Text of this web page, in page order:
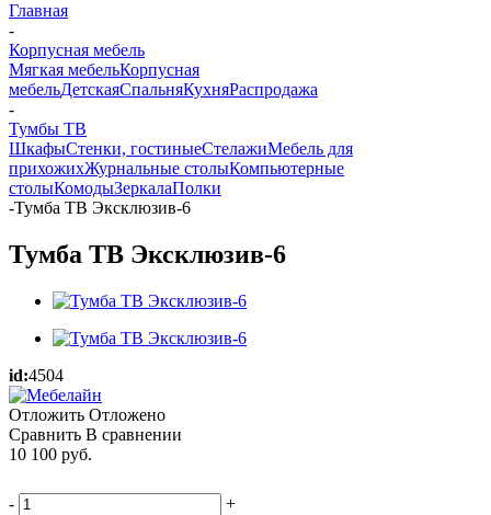
Главная
-
Корпусная мебель
Мягкая мебельКорпусная
мебельДетскаяСпальняКухняРаспродажа
-
Тумбы ТВ
ШкафыСтенки, гостиныеСтелажиМебель для
прихожихЖурнальные столыКомпьютерные
столыКомодыЗеркалаПолки
-Тумба ТВ Эксклюзив-6
Тумба ТВ Эксклюзив-6
id:4504
Отложить Отложено
Сравнить В сравнении
10 100 руб.
- +